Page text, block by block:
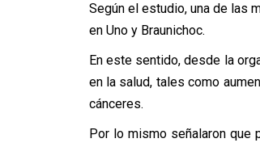
Según el estudio, una de las
en Uno y Braunichoc.
En este sentido, desde la
en la salud, tales como
cánceres.
Por lo mismo señalaron que